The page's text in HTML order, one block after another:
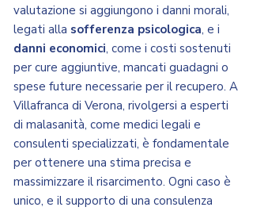
valutazione si aggiungono i danni morali,
legati alla sofferenza psicologica, e i
danni economici, come i costi sostenuti
per cure aggiuntive, mancati guadagni o
spese future necessarie per il recupero. A
Villafranca di Verona, rivolgersi a esperti
di malasanità, come medici legali e
consulenti specializzati, è fondamentale
per ottenere una stima precisa e
massimizzare il risarcimento. Ogni caso è
unico, e il supporto di una consulenza